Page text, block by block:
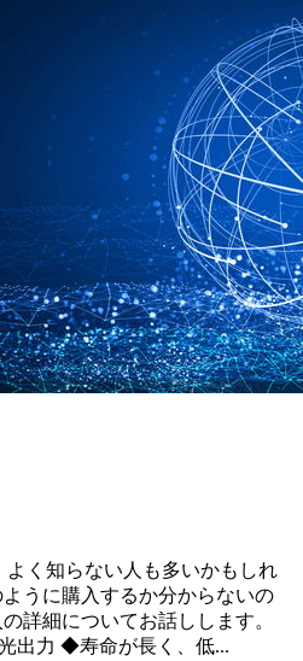
く知らない人も多いかもしれ
うに購入するか分からないの
詳細についてお話しします。
出力 ◆寿命が長く、低...